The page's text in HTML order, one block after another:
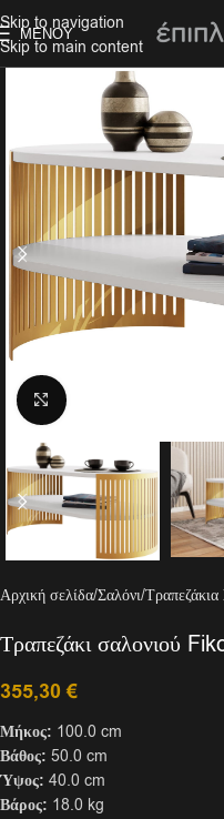
Skip to navigation
Skip to main content
ΜΕΝΟΎ
Click to enlarge
Αρχική σελίδα Σαλόνι Τραπεζάκια
Τραπεζάκι σαλονιού
355,30€
Μήκος: 100.0 cm
Βάθος: 50.0 cm
Ύψος: 40.0 cm
Βάρος: 18.0 kg